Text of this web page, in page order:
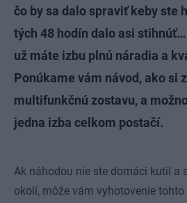
čo by sa dalo spraviť keby ste
tých 48 hodín dalo asi
už máte izbu plnú náradia a
Ponúkame vám návod, ako si
multifunkčnú zostavu, a
jedna izba celkom postačí.
Ak náhodou nie ste domáci kutil a
okolí, môže vám vyhotovenie